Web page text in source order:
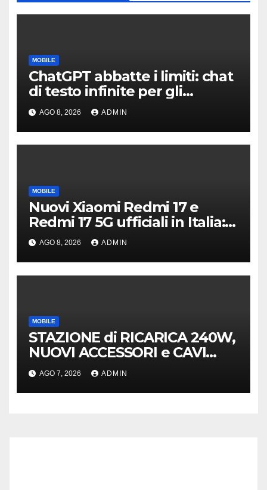
MOBILE
ChatGPT abbatte i limiti: chat
di testo infinite per gli
account gratis e intelligenza
potenziata
AGO 8, 2026 ADMIN
MOBILE
Nuovi Xiaomi Redmi 17 e
Redmi 17 5G ufficiali in Italia:
specifiche tecniche,
differenze e prezzi
AGO 8, 2026 ADMIN
MOBILE
STAZIONE di RICARICA 240W,
NUOVI ACCESSORI e CAVI
40Gb SBS
AGO 7, 2026 ADMIN